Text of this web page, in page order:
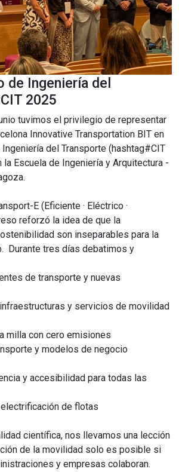
de Ingeniería del
2025
tuvimos el privilegio de representar
Innovative Transportation BIT en
del Transporte (hashtag#CIT
la Escuela de Ingeniería y Arquitectura -
E (Eficiente · Eléctrico ·
reforzó la idea de que la
son inseparables para la
Durante tres días debatimos y
de transporte y nuevas
y servicios de movilidad
milla con cero emisiones
y modelos de negocio
y accesibilidad para todas las
de flotas
científica, nos llevamos una lección
de la movilidad solo es posible si
y empresas colaboran.